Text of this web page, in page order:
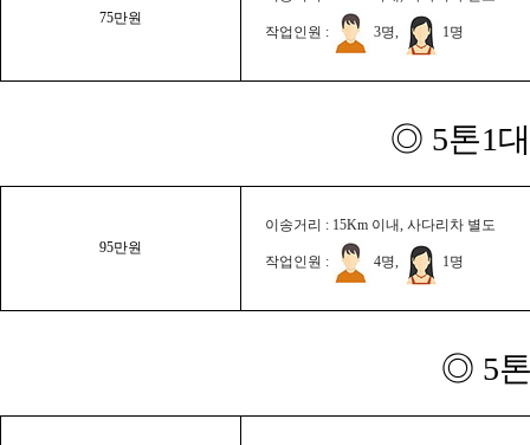
75만원
작업인원 : 3명, 1명
◎ 5톤1
95만원
이송거리 : 15Km 이내, 사다리차 별도
작업인원 : 4명, 1명
◎ 5